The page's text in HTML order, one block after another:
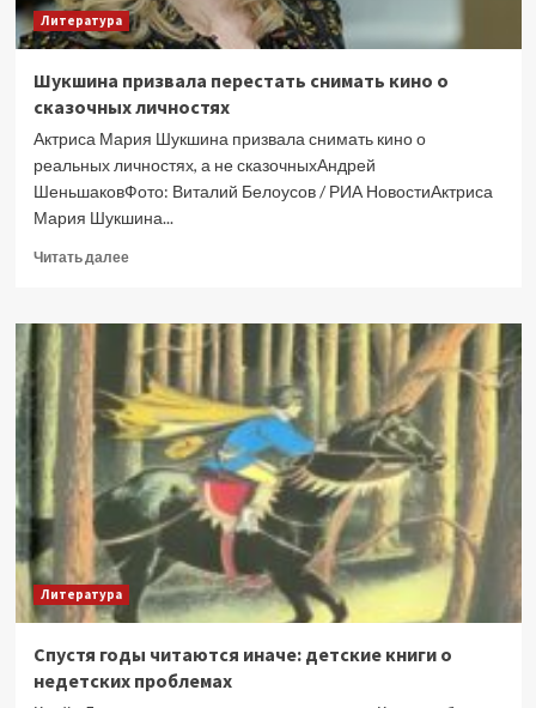
Литература
Шукшина призвала перестать снимать кино о
сказочных личностях
Актриса Мария Шукшина призвала снимать кино о
реальных личностях, а не сказочныхАндрей
ШеньшаковФото: Виталий Белоусов / РИА НовостиАктриса
Мария Шукшина...
Читать далееПрочитать
Шукшина
призвала
перестать
снимать
кино
о
сказочных
личностях
Литература
Спустя годы читаются иначе: детские книги о
недетских проблемах